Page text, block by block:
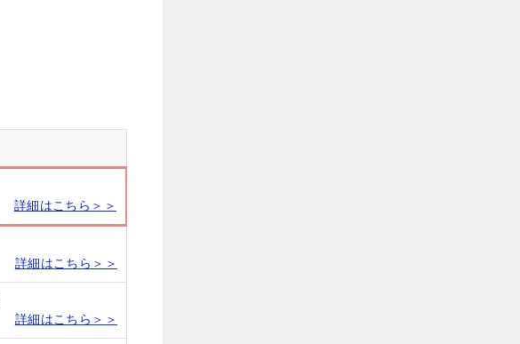
詳細はこちら＞＞
詳細はこちら＞＞
詳細はこちら＞＞